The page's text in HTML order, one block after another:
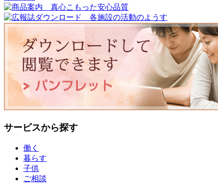
サービスから探す
働く
暮らす
子供
ご相談